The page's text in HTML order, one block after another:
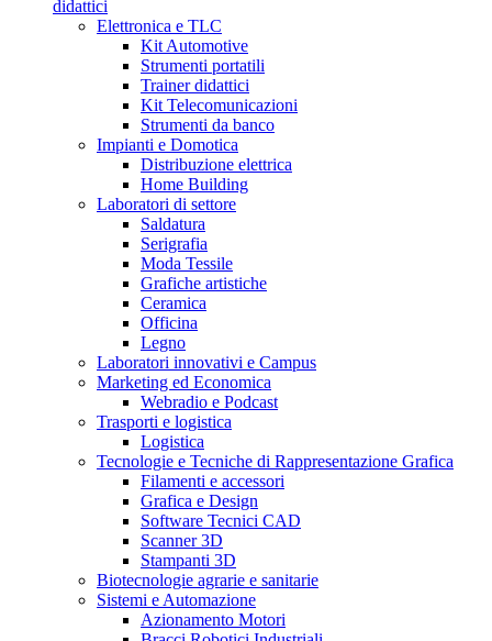
didattici
Elettronica e TLC
Kit Automotive
Strumenti portatili
Trainer didattici
Kit Telecomunicazioni
Strumenti da banco
Impianti e Domotica
Distribuzione elettrica
Home Building
Laboratori di settore
Saldatura
Serigrafia
Moda Tessile
Grafiche artistiche
Ceramica
Officina
Legno
Laboratori innovativi e Campus
Marketing ed Economica
Webradio e Podcast
Trasporti e logistica
Logistica
Tecnologie e Tecniche di Rappresentazione Grafica
Filamenti e accessori
Grafica e Design
Software Tecnici CAD
Scanner 3D
Stampanti 3D
Biotecnologie agrarie e sanitarie
Sistemi e Automazione
Azionamento Motori